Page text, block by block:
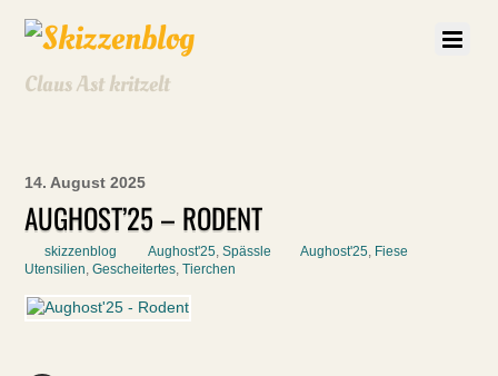
Claus Ast kritzelt
14. August 2025
AUGHOST’25 – RODENT
skizzenblog Aughost'25,Spässle Aughost'25, Fiese
Utensilien,Gescheitertes,Tierchen